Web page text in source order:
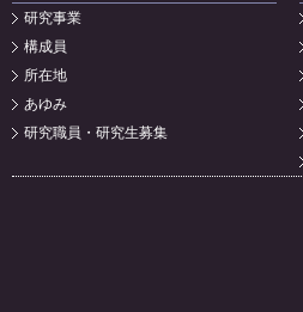
研究事業
構成員
所在地
あゆみ
研究職員・研究生募集